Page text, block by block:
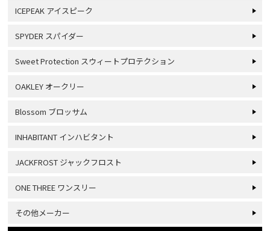
ICEPEAK アイスピーク
SPYDER スパイダー
Sweet Protection スウィートプロテクション
OAKLEY オークリー
Blossom ブロッサム
INHABITANT インハビタント
JACKFROST ジャックフロスト
ONE THREE ワンスリー
その他メーカー